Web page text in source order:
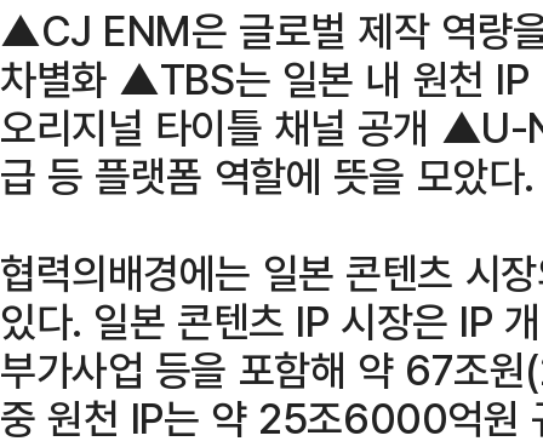
▲CJ ENM은 글로벌 제작 역량
차별화 ▲TBS는 일본 내 원천 IP
오리지널 타이틀 채널 공개 ▲U-
급 등 플랫폼 역할에 뜻을 모았다.
협력의배경에는 일본 콘텐츠 시
있다. 일본 콘텐츠 IP 시장은 IP
부가사업 등을 포함해 약 67조
중 원천 IP는 약 25조6000억원